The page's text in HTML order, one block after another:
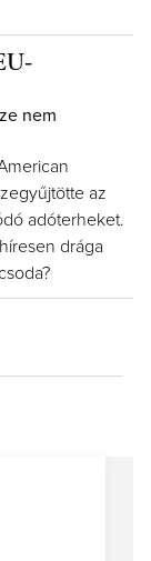
nem
az
adóterheket.
drága